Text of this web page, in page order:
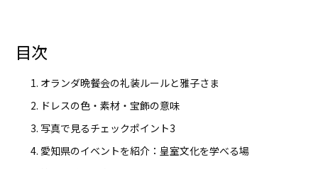
目次
オランダ晩餐会の礼装ルールと雅子さま
ドレスの色・素材・宝飾の意味
写真で見るチェックポイント3
愛知県のイベントを紹介：皇室文化を学べる場